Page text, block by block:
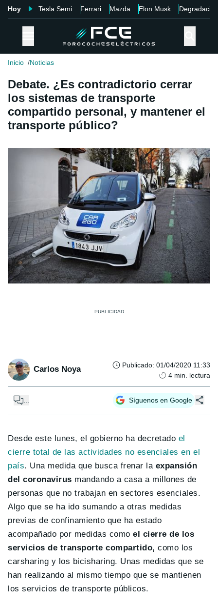
Hoy Tesla Semi Ferrari Mazda Elon Musk Degradación
Inicio Noticias
Debate. ¿Es contradictorio cerrar
los sistemas de transporte
compartido personal, y mantener el
transporte público?
Carlos Noya Publicado: 01/04/2020 11:33
4 min. lectura
Síguenos en Google
Desde este lunes, el gobierno ha decretado el
cierre total de las actividades no esenciales en el
país. Una medida que busca frenar la expansión
del coronavirus mandando a casa a millones de
personas que no trabajan en sectores esenciales.
Algo que se ha ido sumando a otras medidas
previas de confinamiento que ha estado
acompañado por medidas comoel cierre de los
servicios de transporte compartido, como los
carsharing y los bicisharing. Unas medidas que se
han realizando al mismo tiempo que se mantienen
los servicios de transporte públicos.